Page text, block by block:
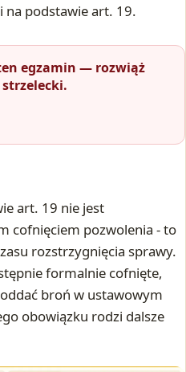
podstawie art. 19.
egzamin — rozwiąż
art. 19 nie jest
cofnięciem pozwolenia - to
rozstrzygnięcia sprawy.
formalnie cofnięte,
broń w ustawowym
obowiązku rodzi dalsze